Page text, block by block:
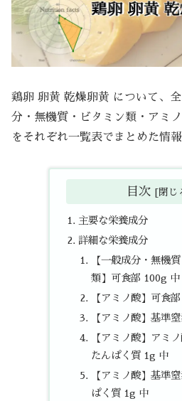
鶏卵 卵黄 乾燥卵黄 について、
分・無機質・ビタミン類・アミ
をそれぞれ一覧表でまとめた情報
目次
主要な栄養成分
詳細な栄養成分
【一般成分・無機
類】可食部 100g 中
【アミノ酸】可食
【アミノ酸】基準
【アミノ酸】アミ
たんぱく質 1g 中
【アミノ酸】基準
ぱく質 1g 中